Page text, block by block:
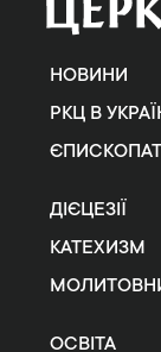
НОВИНИ
РКЦ В
ЄПИСКОПАТ
ДІЄЦЕЗІЇ
КАТЕХИЗМ
ОСВІТА